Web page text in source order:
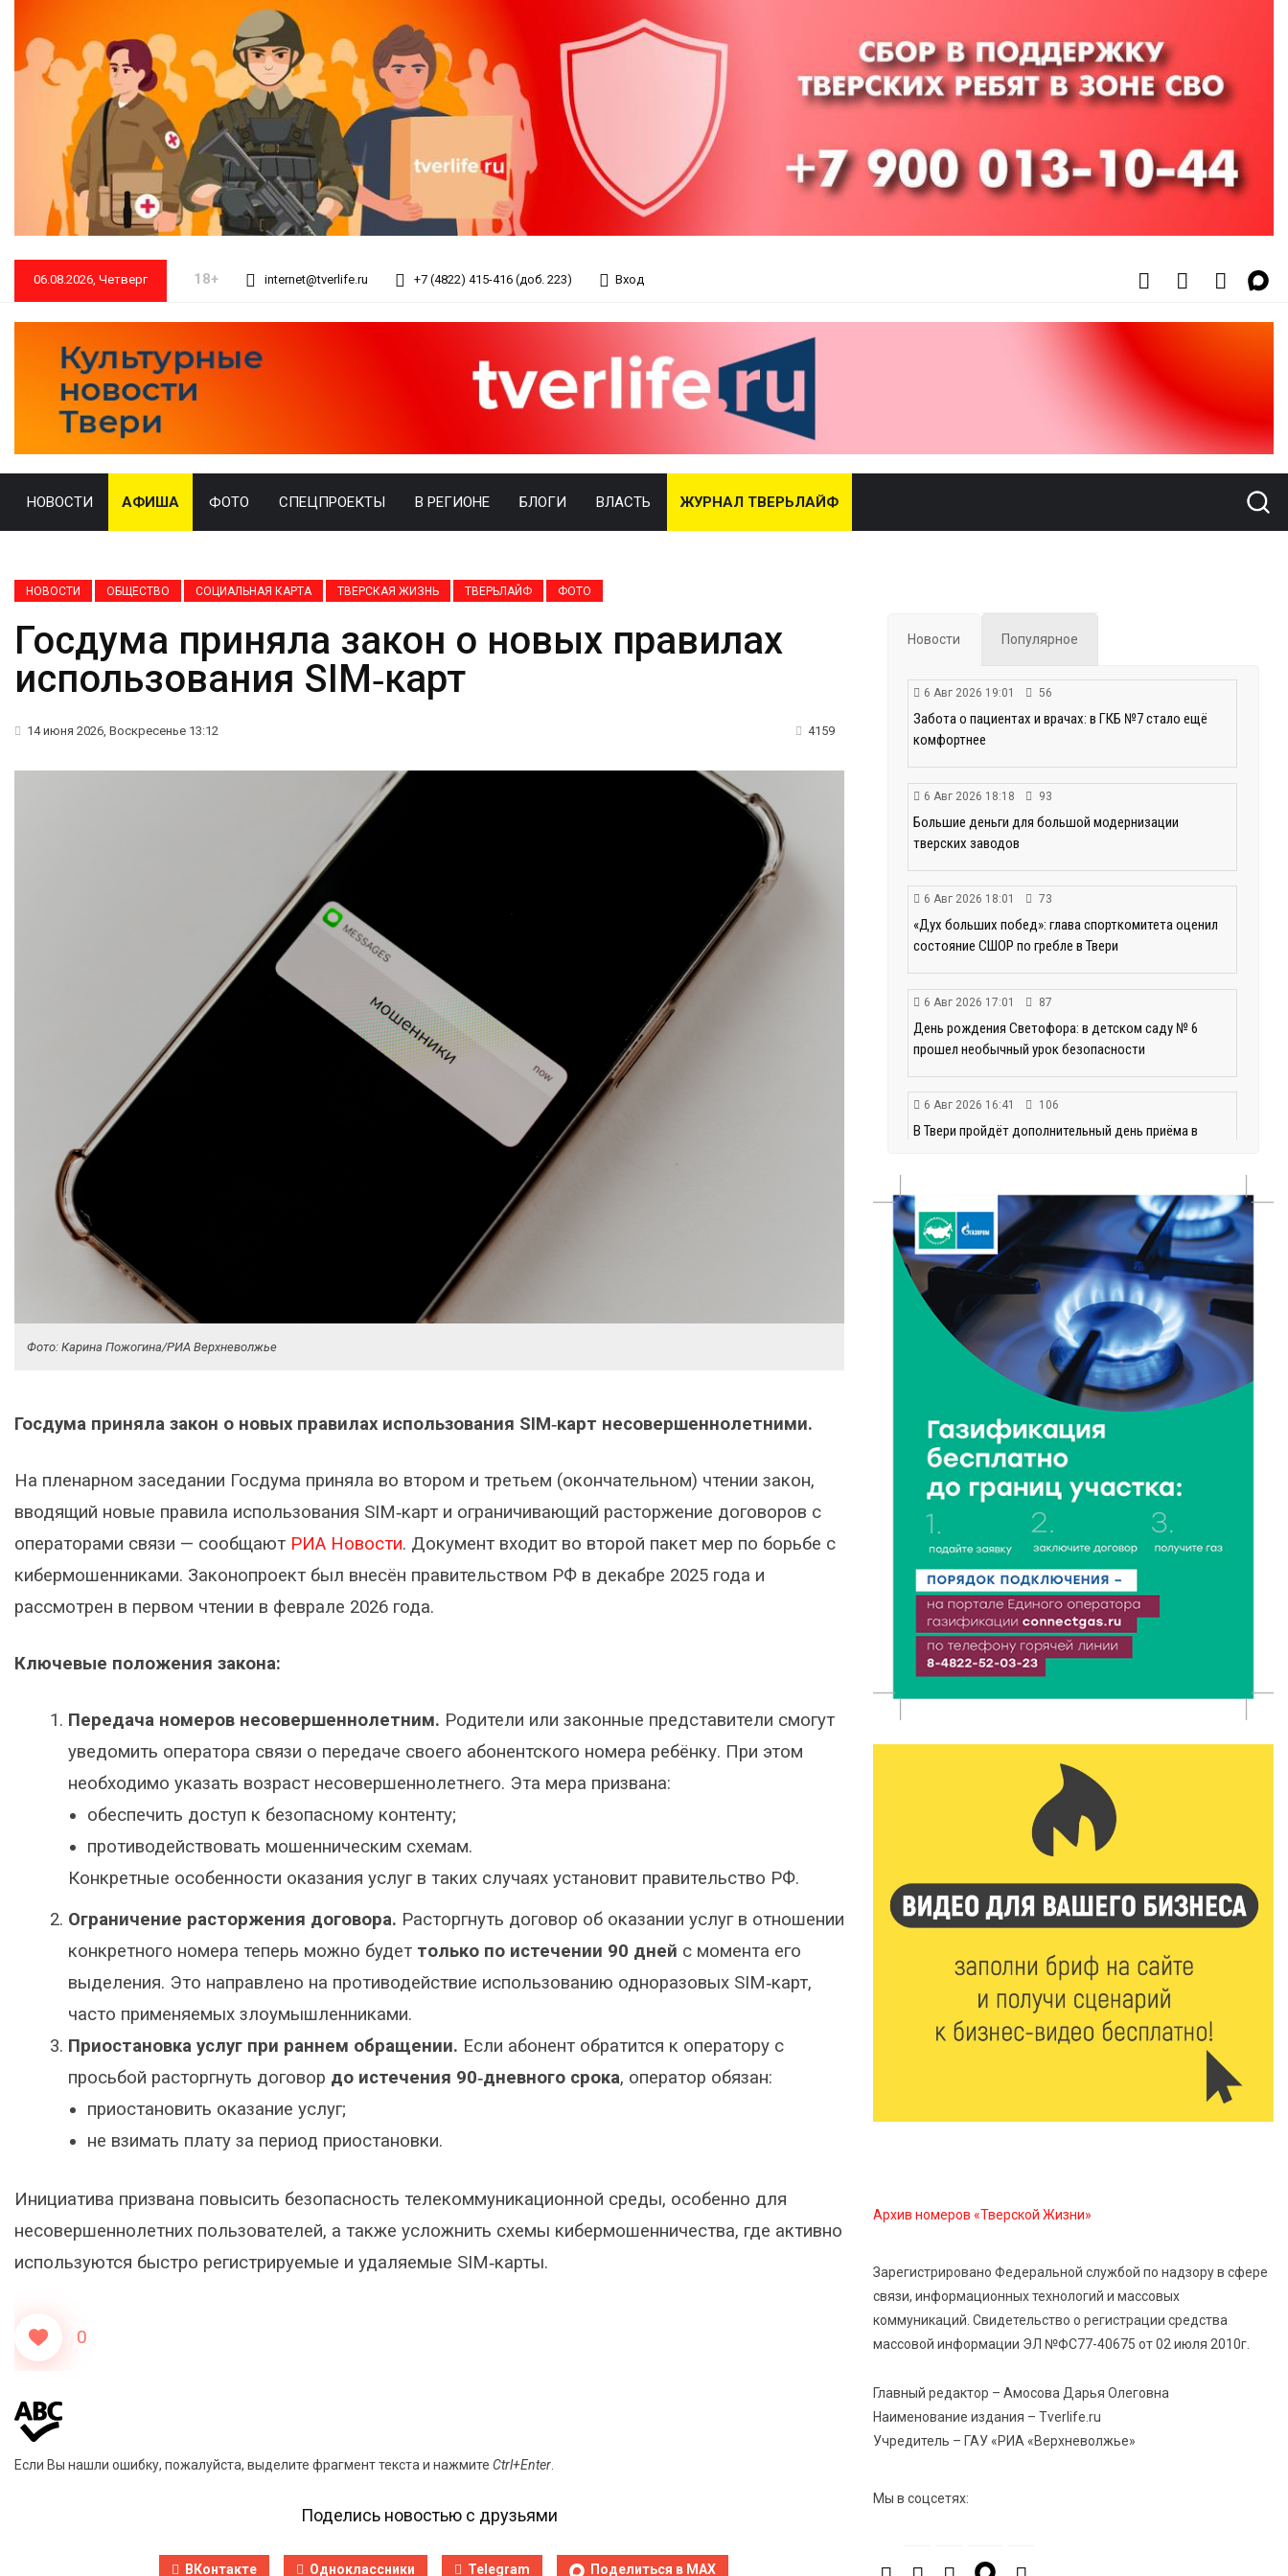
06.08.2026, Четверг 18+ internet@tverlife.ru +7 (4822) 415-416 (доб. 223) Вход
НОВОСТИ АФИША ФОТО СПЕЦПРОЕКТЫ В РЕГИОНЕ БЛОГИ ВЛАСТЬ ЖУРНАЛ ТВЕРЬЛАЙФ
НОВОСТИ ОБЩЕСТВО СОЦИАЛЬНАЯ КАРТА ТВЕРСКАЯ ЖИЗНЬ ТВЕРЬЛАЙФ ФОТО
Госдума приняла закон о новых правилах
использования SIM‑карт
14 июня 2026, Воскресенье 13:12 4159
Фото: Карина Пожогина/РИА Верхневолжье
Госдума приняла закон о новых правилах использования SIM‑карт несовершеннолетними.
На пленарном заседании Госдума приняла во втором и третьем (окончательном) чтении закон,
вводящий новые правила использования SIM‑карт и ограничивающий расторжение договоров с
операторами связи — сообщают РИА Новости. Документ входит во второй пакет мер по борьбе с
кибермошенниками. Законопроект был внесён правительством РФ в декабре 2025 года и
рассмотрен в первом чтении в феврале 2026 года.
Ключевые положения закона:
Передача номеров несовершеннолетним. Родители или законные представители смогут
уведомить оператора связи о передаче своего абонентского номера ребёнку. При этом
необходимо указать возраст несовершеннолетнего. Эта мера призвана:
обеспечить доступ к безопасному контенту;
противодействовать мошенническим схемам.
Конкретные особенности оказания услуг в таких случаях установит правительство РФ.
Ограничение расторжения договора. Расторгнуть договор об оказании услуг в отношении
конкретного номера теперь можно будет только по истечении 90 дней с момента его
выделения. Это направлено на противодействие использованию одноразовых SIM‑карт,
часто применяемых злоумышленниками.
Приостановка услуг при раннем обращении. Если абонент обратится к оператору с
просьбой расторгнуть договор до истечения 90‑дневного срока, оператор обязан:
приостановить оказание услуг;
не взимать плату за период приостановки.
Инициатива призвана повысить безопасность телекоммуникационной среды, особенно для
несовершеннолетних пользователей, а также усложнить схемы кибермошенничества, где активно
используются быстро регистрируемые и удаляемые SIM‑карты.
0
Если Вы нашли ошибку, пожалуйста, выделите фрагмент текста и нажмите Ctrl+Enter.
Поделись новостью с друзьями
ВКонтакте Одноклассники Telegram Поделиться в MAX
Новости Популярное
6 Авг 2026 19:01 56
Забота о пациентах и врачах: в ГКБ №7 стало ещё
комфортнее
6 Авг 2026 18:18 93
Большие деньги для большой модернизации
тверских заводов
6 Авг 2026 18:01 73
«Дух больших побед»: глава спорткомитета оценил
состояние СШОР по гребле в Твери
6 Авг 2026 17:01 87
День рождения Светофора: в детском саду № 6
прошел необычный урок безопасности
6 Авг 2026 16:41 106
В Твери пройдёт дополнительный день приёма в
67
Исследование: ежемесячная смена категорий
кешбэка создает волны спроса
6 Авг 2026 16:28 130
Тверские «Романтики» покорили Витебск своей
хореографией
Виталий Королев наградил строителей и
анонсировал новые проекты
6 Авг 2026 16:02 58
Объем выдачи ипотеки в России вырос на 38%
6 Авг 2026 16:01 99
Калининские футболисты представят Тверскую
область на всероссийском марафоне «Земля
спорта»
Голубев проверил школы и детсады Зубцова к 1
129
От Твери до Москвы: выставка художника
6 Авг 2026 14:55 105
В Твери создали соединения для кормовых
добавок, повышающие продуктивность
сельхозживотных
Рынок труда 2026: где в Тверской области самые
высокие зарплаты и как изменились доходы
Водителям автобусов в Тверской области
компенсируют ипотеку
Архив номеров «Тверской Жизни»
Зарегистрировано Федеральной службой по надзору в сфере
связи, информационных технологий и массовых
коммуникаций. Свидетельство о регистрации средства
массовой информации ЭЛ №ФС77-40675 от 02 июля 2010г.
Главный редактор – Амосова Дарья Олеговна
Наименование издания – Tverlife.ru
Учредитель – ГАУ «РИА «Верхневолжье»
Мы в соцсетях: